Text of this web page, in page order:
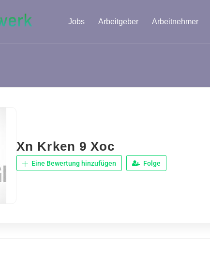
Jobs Arbeitgeber Arbeitnehmer
Xn Krken 9 Xoc
Eine Bewertung hinzufügen Folge